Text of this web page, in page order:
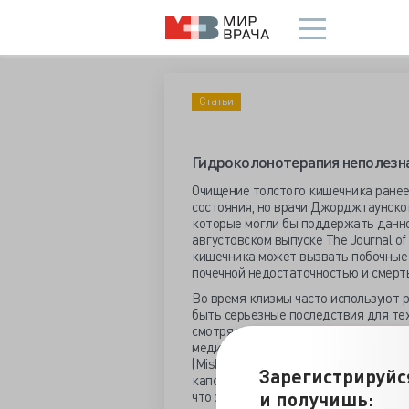
и получишь:
Статьи
Гидроколонотерапия
Очищение толстого кишечника
состояния, но врачи
которые могли бы поддержать
августовском выпуске The Journal
кишечника может вызвать
почечной недостаточностью и
Во время клизмы часто используют
быть серьезные последствия для
смотря на то, было ли оно
медицины, семейный врач
(Mishori). “Для очищения
капсулы, они очень активно
что эти торговые продукты